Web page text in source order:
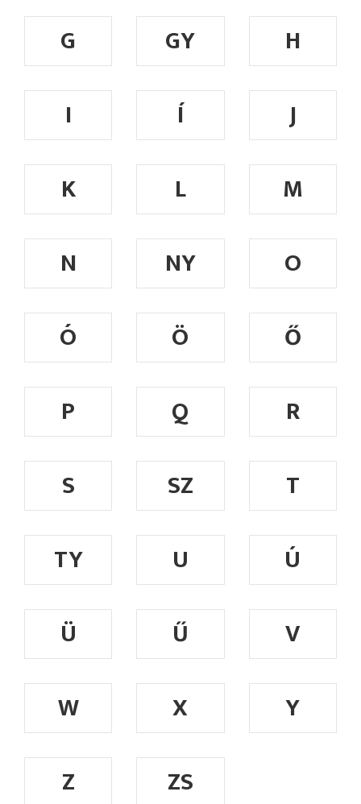
G GY
H
I
Í
J
K
L
M
N
NY
O
Ó
Ö
Ő
P
Q
R
S
SZ
T
TY
U
Ú
Ü
Ű
V
W
X
Y
Z
ZS